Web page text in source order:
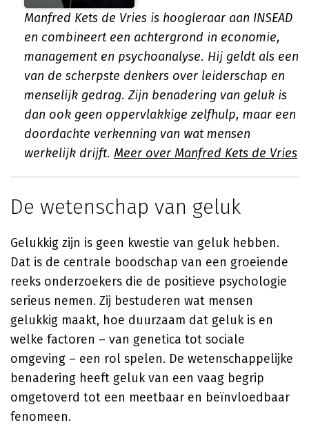
Manfred Kets de Vries is hoogleraar aan INSEAD
en combineert een achtergrond in economie,
management en psychoanalyse. Hij geldt als een
van de scherpste denkers over leiderschap en
menselijk gedrag. Zijn benadering van geluk is
dan ook geen oppervlakkige zelfhulp, maar een
doordachte verkenning van wat mensen
werkelijk drijft. Meer over Manfred Kets de Vries
De wetenschap van geluk
Gelukkig zijn is geen kwestie van geluk hebben.
Dat is de centrale boodschap van een groeiende
reeks onderzoekers die de positieve psychologie
serieus nemen. Zij bestuderen wat mensen
gelukkig maakt, hoe duurzaam dat geluk is en
welke factoren – van genetica tot sociale
omgeving – een rol spelen. De wetenschappelijke
benadering heeft geluk van een vaag begrip
omgetoverd tot een meetbaar en beïnvloedbaar
fenomeen.